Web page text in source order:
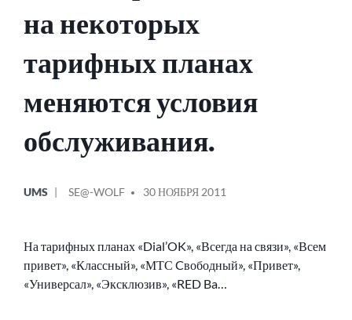
на некоторых
тарифных планах
меняются условия
обслуживания.
В
UMS
ОТ
SE@-WOLF 30 НОЯБРЯ 2011
На тарифных планах «Dial’OK», «Всегда на связи», «Всем
привет», «Классный», «МТС Cвободный», «Привет»,
«Универсал», «Эксклюзив», «RED Ba…